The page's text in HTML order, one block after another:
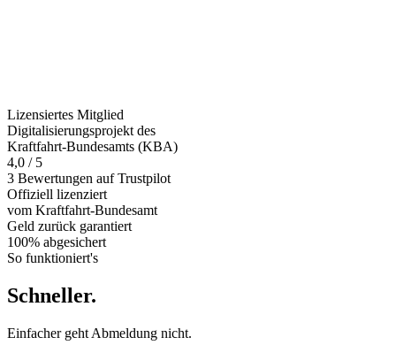
Lizensiertes Mitglied
Digitalisierungsprojekt des
Kraftfahrt-Bundesamts (KBA)
4,0 / 5
3 Bewertungen auf Trustpilot
Offiziell lizenziert
vom Kraftfahrt-Bundesamt
Geld zurück garantiert
100% abgesichert
So funktioniert's
Schneller.
Einfacher geht Abmeldung nicht.